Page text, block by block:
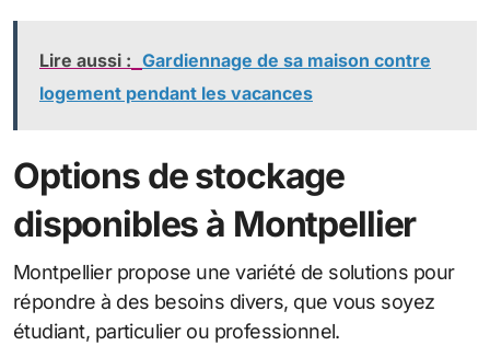
Lire aussi : Gardiennage de sa maison contre
logement pendant les vacances
Options de stockage
disponibles à Montpellier
Montpellier propose une variété de solutions pour
répondre à des besoins divers, que vous soyez
étudiant, particulier ou professionnel.